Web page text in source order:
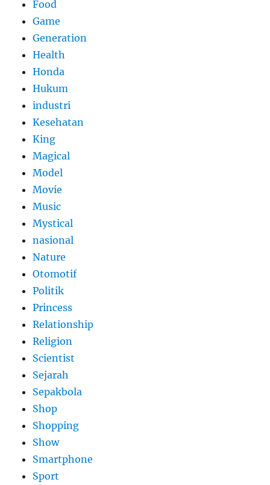
Food
Game
Generation
Health
Honda
Hukum
industri
Kesehatan
King
Magical
Model
Movie
Music
Mystical
nasional
Nature
Otomotif
Politik
Princess
Relationship
Religion
Scientist
Sejarah
Sepakbola
Shop
Shopping
Show
Smartphone
Sport